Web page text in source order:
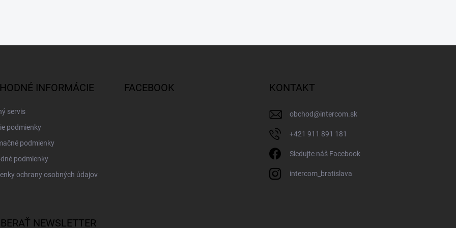
INFORMÁCIE
servis
podmienky
podmienky
podmienky
ochrany osobných údajov
FACEBOOK KONTAKT
obchod@intercom.sk
+421 911 891 181
Sledujte náš Facebook
intercom_bratislava
NEWSLETTER